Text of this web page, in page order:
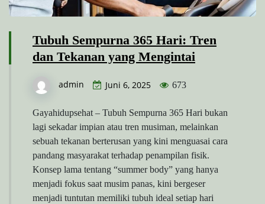
Tubuh Sempurna 365 Hari: Tren
dan Tekanan yang Mengintai
admin Juni 6, 2025 673
Gayahidupsehat – Tubuh Sempurna 365 Hari bukan
lagi sekadar impian atau tren musiman, melainkan
sebuah tekanan berterusan yang kini menguasai cara
pandang masyarakat terhadap penampilan fisik.
Konsep lama tentang “summer body” yang hanya
menjadi fokus saat musim panas, kini bergeser
menjadi tuntutan memiliki tubuh ideal setiap hari